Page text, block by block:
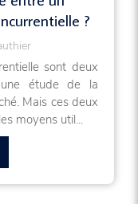
?
sont deux
étude de la
Mais ces deux
moyens util...